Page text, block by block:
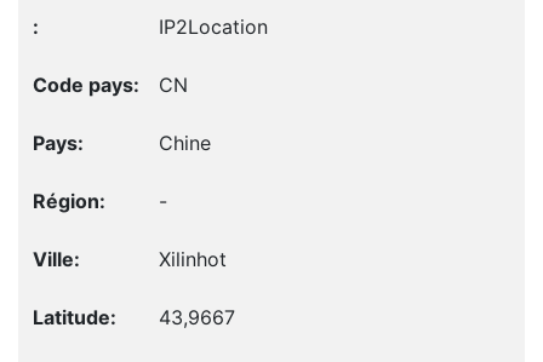
IP2Location
CN
Chine
-
Xilinhot
43,9667